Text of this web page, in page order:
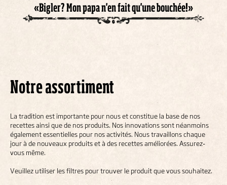
«Bigler? Mon papa n'en fait qu'une bouchée!»
Notre assortiment
La tradition est importante pour nous et constitue la base de nos
recettes ainsi que de nos produits. Nos innovations sont néanmoins
également essentielles pour nos activités. Nous travaillons chaque
jour à de nouveaux produits et à des recettes améliorées. Assurez-
vous même.
Veuillez utiliser les filtres pour trouver le produit que vous souhaitez.